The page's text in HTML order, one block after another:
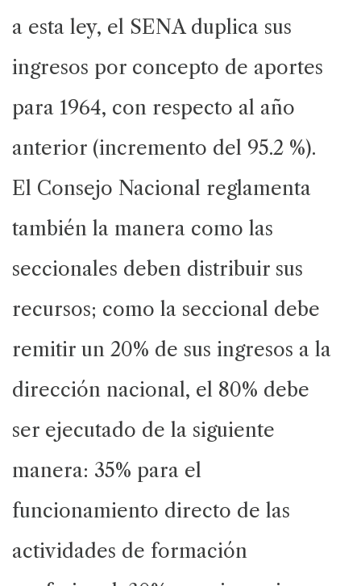
a esta ley, el SENA duplica sus
ingresos por concepto de aportes
para 1964, con respecto al año
anterior (incremento del 95.2 %).
El Consejo Nacional reglamenta
también la manera como las
seccionales deben distribuir sus
recursos; como la seccional debe
remitir un 20% de sus ingresos a la
dirección nacional, el 80% debe
ser ejecutado de la siguiente
manera: 35% para el
funcionamiento directo de las
actividades de formación